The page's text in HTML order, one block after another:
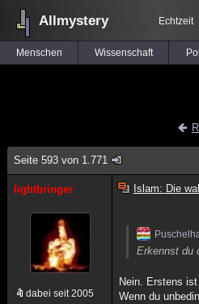
Allmystery Echtzeit
Menschen Wissenschaft
Seite 593 von 1.771
lightbringer
dabei seit 2005
Islam: Die
Erkennst du
Nein. Erstens
Wenn du